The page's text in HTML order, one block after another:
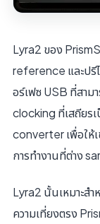
Lyra2 ของ
reference และปรี
อร์เฟซ USB ที่สาม
clocking ที่เสถียร
converter เพื่อให้
การทํางานที่ต่าง
Lyra2 นั้นเหมาะสํา
ความเที่ยงตรง